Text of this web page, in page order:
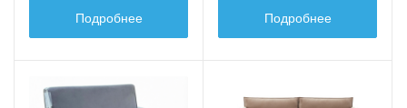
Подробнее
Подробнее